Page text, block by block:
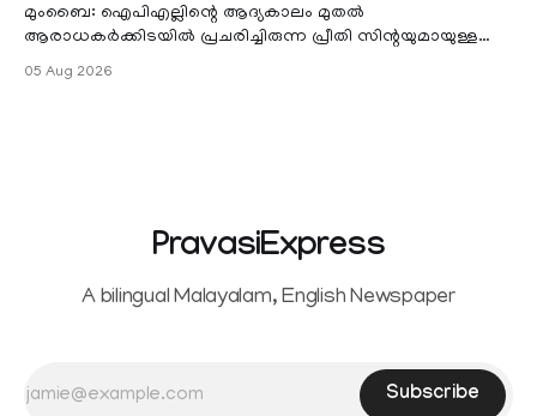
മുംബൈ: ഐപിഎല്ലിന്റെ ആദ്യകാലം മുതൽ
ആരാധകർക്കിടയിൽ പ്രചരിച്ചിരുന്ന പ്രീതി സിന്റയുമായുള്ള
പ്രണയ അഭ്യൂഹങ്ങൾ തള്ളി മുൻ ഓസ്ട്രേലിയൻ പേ
05 Aug 2026
PravasiExpress
A bilingual Malayalam, English Newspaper
Subscribe